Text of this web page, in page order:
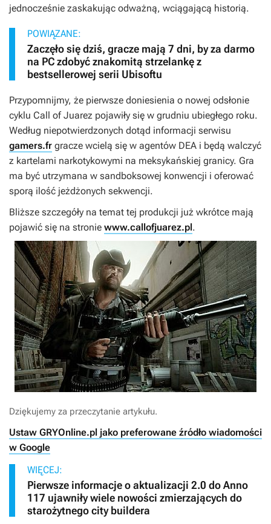
jednocześnie zaskakując odważną, wciągającą historią.
POWIĄZANE:
Zaczęło się dziś, gracze mają 7 dni, by za darmo
na PC zdobyć znakomitą strzelankę z
bestsellerowej serii Ubisoftu
Przypomnijmy, że pierwsze doniesienia o nowej odsłonie
cyklu Call of Juarez pojawiły się w grudniu ubiegłego roku.
Według niepotwierdzonych dotąd informacji serwisu
gamers.fr gracze wcielą się w agentów DEA i będą walczyć
z kartelami narkotykowymi na meksykańskiej granicy. Gra
ma być utrzymana w sandboksowej konwencji i oferować
sporą ilość jeżdżonych sekwencji.
Bliższe szczegóły na temat tej produkcji już wkrótce mają
pojawić się na stronie www.callofjuarez.pl.
Dziękujemy za przeczytanie artykułu.
Ustaw GRYOnline.pl jako preferowane źródło wiadomości
w Google
WIĘCEJ:
Pierwsze informacje o aktualizacji 2.0 do Anno
117 ujawniły wiele nowości zmierzających do
starożytnego city buildera